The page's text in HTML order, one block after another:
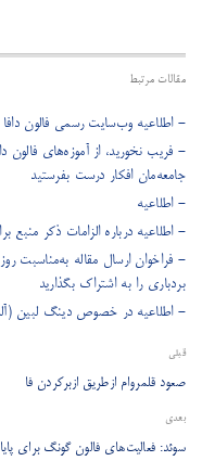
مقالات مرتبط
- اطلاعیه وب‌سایت رسمی فالون دافا
- فریب نخورید، از آموزه‌های فالون
جامعه‌مان افکار درست بفرستید
- اطلاعیه
- اطلاعیه درباره الزامات ذکر
- فراخوان ارسال مقاله به‌مناسبت
بردباری را به اشتراک بگذارید
- اطلاعیه در خصوص دینگ لبین
قبلی
صعود قلمروام ازطریق ازبرکردن فا
بعدی
سوئد: فعالیت‌های فالون گونگ برای